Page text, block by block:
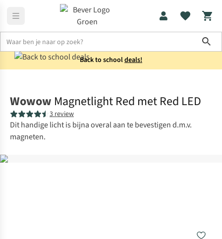
Back to schooldeals!
Wowow Magnetlight Red met Red LED
3 review
Dit handige licht is bijna overal aan te bevestigen d.m.v.
magneten.